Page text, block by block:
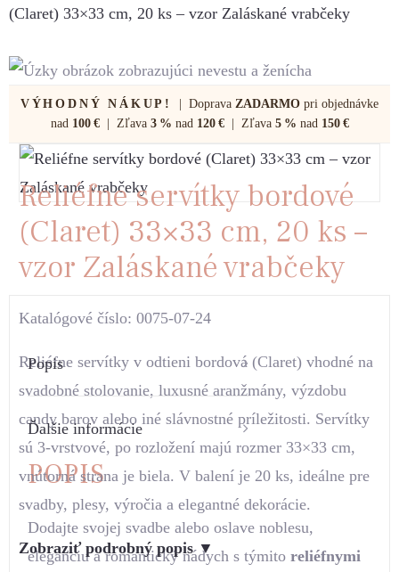
(Claret) 33×33 cm, 20 ks – vzor Zaláskané vrabčeky
VÝHODNÝ NÁKUP! | Doprava ZADARMO pri objednávke
nad 100 €| Zľava 3 % nad 120 €| Zľava 5 % nad 150 €
Reliéfne servítky bordové
(Claret) 33×33 cm, 20 ks –
vzor Zaláskané vrabčeky
Katalógové číslo: 0075-07-24
Reliéfne servítky v odtieni bordová (Claret) vhodné na
svadobné stolovanie, luxusné aranžmány, výzdobu
candy barov alebo iné slávnostné príležitosti. Servítky
sú 3-vrstvové, po rozložení majú rozmer 33×33 cm,
vnútorná strana je biela. V balení je 20 ks, ideálne pre
svadby, plesy, výročia a elegantné dekorácie.
Zobraziť podrobný popis ▼
Popis
Ďalšie informácie
POPIS
Dodajte svojej svadbe alebo oslave noblesu,
eleganciu a romantický nádych s týmito reliéfnymi